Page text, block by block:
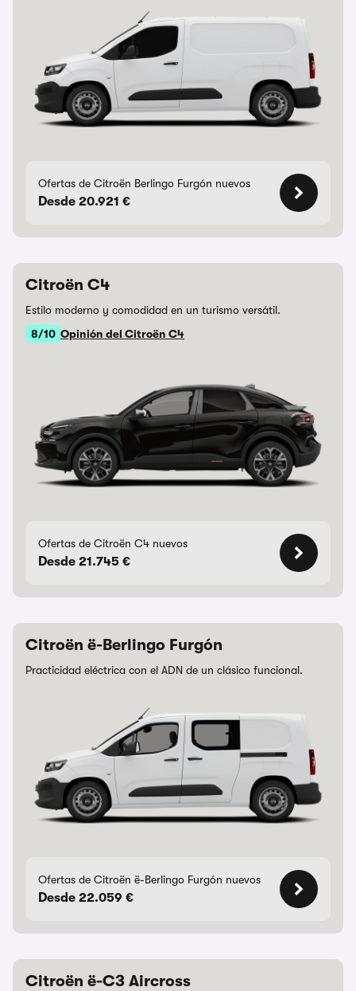
Ofertas de Citroën Berlingo Furgón nuevos
Desde 20.921 €
Citroën C4
Estilo moderno y comodidad en un turismo versátil.
8/10 Opinión del Citroën C4
Ofertas de Citroën C4 nuevos
Desde 21.745 €
Citroën ë-Berlingo Furgón
Practicidad eléctrica con el ADN de un clásico funcional.
Ofertas de Citroën ë-Berlingo Furgón nuevos
Desde 22.059 €
Citroën ë-C3 Aircross